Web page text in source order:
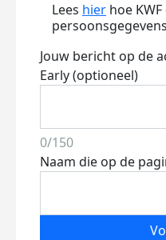
Lees hier hoe
Jouw bericht op de
Early (optioneel)
0/150
Naam die op de